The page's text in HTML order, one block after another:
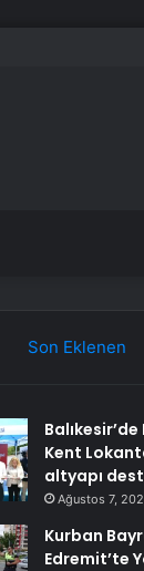
Son Eklenen
Kent
altyapı
Ağustos 7,
Kurban
Edremit’te